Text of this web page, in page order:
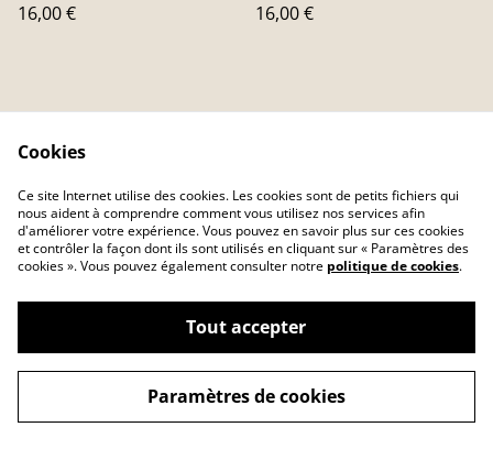
16,00 € 16,00 €
Contactez-nous
Conditions
Politique de
confidentialité
Politique de cookies
©2026Feux des cieux
powered by
Cookies
Ce site Internet utilise des cookies. Les cookies sont de petits fichiers qui
nous aident à comprendre comment vous utilisez nos services afin
d'améliorer votre expérience. Vous pouvez en savoir plus sur ces cookies
et contrôler la façon dont ils sont utilisés en cliquant sur « Paramètres des
cookies ». Vous pouvez également consulter notre politique de cookies.
Tout accepter
Paramètres de cookies